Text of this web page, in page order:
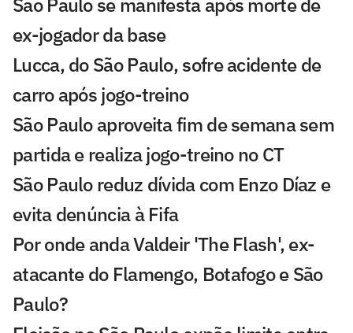
ex-jogador da base
Lucca, do São Paulo, sofre acidente de
carro após jogo-treino
São Paulo aproveita fim de semana sem
partida e realiza jogo-treino no CT
São Paulo reduz dívida com Enzo Díaz e
evita denúncia à Fifa
Por onde anda Valdeir 'The Flash', ex-
atacante do Flamengo, Botafogo e São
Paulo?